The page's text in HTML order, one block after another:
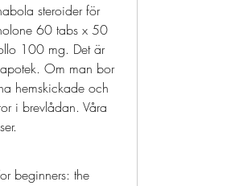
steroider för
60 tabs x 50
100 mg. Det är
Om man bor
hemskickade och
i brevlådan. Våra